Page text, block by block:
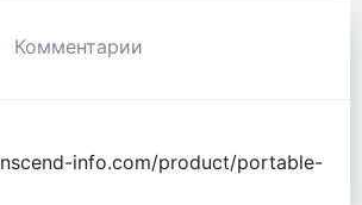
Комментарии
info.com/product/portable-